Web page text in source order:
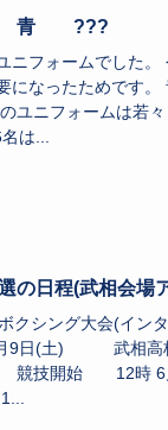
青 ???
ニフォームでした
になったためです
ユニフォームは若
は...
の日程(武相会場
クシング大会(イン
6月9日(土) 武
開始 12時 6月